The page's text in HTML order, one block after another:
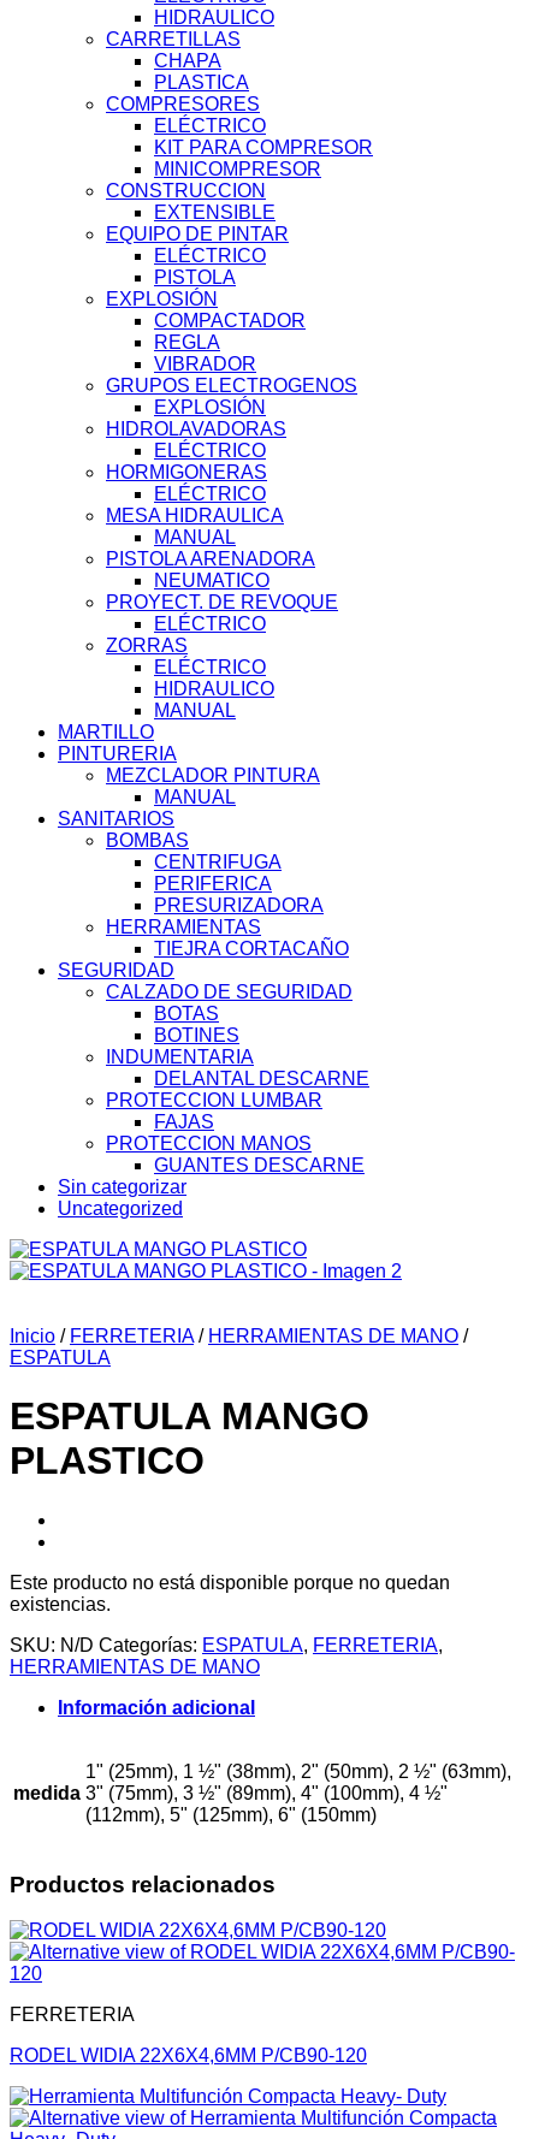
HIDRAULICO
CARRETILLAS
CHAPA
PLASTICA
COMPRESORES
ELÉCTRICO
KIT PARA COMPRESOR
MINICOMPRESOR
CONSTRUCCION
EXTENSIBLE
EQUIPO DE PINTAR
ELÉCTRICO
PISTOLA
EXPLOSIÓN
COMPACTADOR
REGLA
VIBRADOR
GRUPOS ELECTROGENOS
EXPLOSIÓN
HIDROLAVADORAS
ELÉCTRICO
HORMIGONERAS
ELÉCTRICO
MESA HIDRAULICA
MANUAL
PISTOLA ARENADORA
NEUMATICO
PROYECT. DE REVOQUE
ELÉCTRICO
ZORRAS
ELÉCTRICO
HIDRAULICO
MANUAL
MARTILLO
PINTURERIA
MEZCLADOR PINTURA
MANUAL
SANITARIOS
BOMBAS
CENTRIFUGA
PERIFERICA
PRESURIZADORA
HERRAMIENTAS
TIEJRA CORTACAÑO
SEGURIDAD
CALZADO DE SEGURIDAD
BOTAS
BOTINES
INDUMENTARIA
DELANTAL DESCARNE
PROTECCION LUMBAR
FAJAS
PROTECCION MANOS
GUANTES DESCARNE
Sin categorizar
Uncategorized
Inicio / FERRETERIA / HERRAMIENTAS DE MANO /
ESPATULA
ESPATULA MANGO
PLASTICO
Este producto no está disponible porque no quedan
existencias.
SKU: N/D Categorías: ESPATULA, FERRETERIA,
HERRAMIENTAS DE MANO
Información adicional
medida
1" (25mm), 1 ½" (38mm), 2" (50mm), 2 ½" (63mm),
3" (75mm), 3 ½" (89mm), 4" (100mm), 4 ½"
(112mm), 5" (125mm), 6" (150mm)
Productos relacionados
FERRETERIA
RODEL WIDIA 22X6X4,6MM P/CB90-120